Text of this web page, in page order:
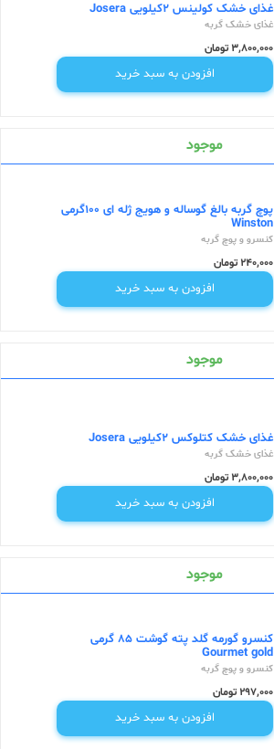
غذای خشک کولینس 2کیلویی Josera
غذای خشک گربه
3,800,000 تومان
افزودن به سبد خرید
موجود
پوچ گربه بالغ گوساله و هویج ژله ای 100گرمی
Winston
کنسرو و پوچ گربه
240,000 تومان
افزودن به سبد خرید
موجود
غذای خشک کتلوکس 2کیلویی Josera
غذای خشک گربه
3,800,000 تومان
افزودن به سبد خرید
موجود
کنسرو گورمه گلد پته گوشت 85 گرمی
Gourmet gold
کنسرو و پوچ گربه
297,000 تومان
افزودن به سبد خرید